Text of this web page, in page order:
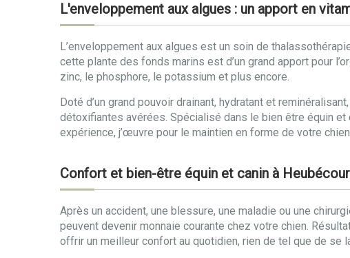
L'enveloppement aux algues : un apport en
L’enveloppement aux algues est un soin de
cette plante des fonds marins est d’un grand apport pour
zinc, le phosphore, le potassium et plus encore.
Doté d’un grand pouvoir drainant, hydratant et
détoxifiantes avérées. Spécialisé dans le bien être équin
expérience, j’œuvre pour le maintien en forme de votre
Confort et bien-être équin et canin à
Après un accident, une blessure, une maladie ou une
peuvent devenir monnaie courante chez votre chien.
offrir un meilleur confort au quotidien, rien de tel que de se